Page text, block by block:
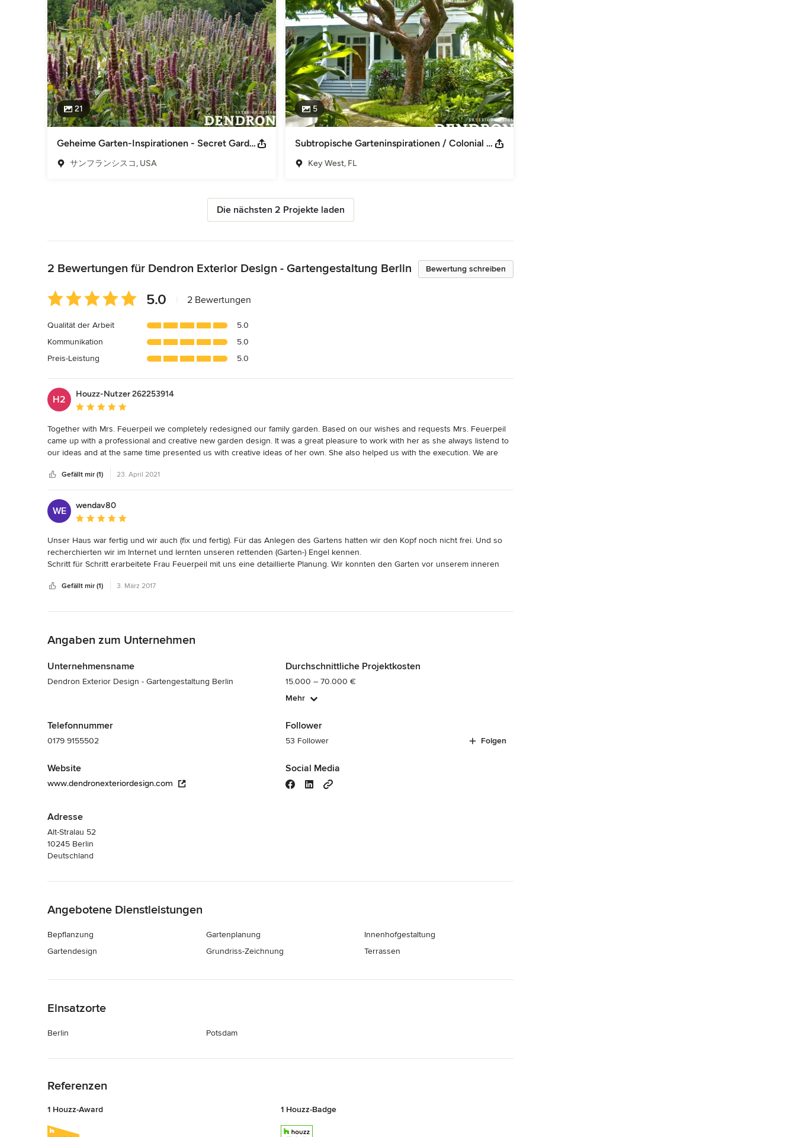
21
Geheime Garten-Inspirationen - Secret Garden Inspirations California
サンフランシスコ, USA
5
Subtropische Garteninspirationen / Colonial Garden Inspiration -Florida KeyWest
Key West, FL
Die nächsten 2 Projekte laden
Bewertung schreiben
2 Bewertungen für Dendron Exterior Design - Gartengestaltung Berlin
Durchschnittliche
Bewertung:
von
5
Sternen
5.0 2 Bewertungen
Qualität der Arbeit
5.0
Kommunikation
5.0
Preis-Leistung
5.0
H2
Houzz-Nutzer 262253914
Durchschnittliche Bewertung: 5 von 5 Sternen
Together with Mrs. Feuerpeil we completely redesigned our family garden. Based on our wishes and requests Mrs. Feuerpeil
came up with a professional and creative new garden design. It was a great pleasure to work with her as she always listend to
our ideas and at the same time presented us with creative ideas of her own. She also helped us with the execution. We are
working with Dendron Exterior Design.
Gefällt mir (1) 23. April 2021
WE
wendav80
Durchschnittliche Bewertung: 5 von 5 Sternen
Unser Haus war fertig und wir auch (fix und fertig). Für das Anlegen des Gartens hatten wir den Kopf noch nicht frei. Und so
recherchierten wir im Internet und lernten unseren rettenden (Garten-) Engel kennen.
Schritt für Schritt erarbeitete Frau Feuerpeil mit uns eine detaillierte Planung. Wir konnten den Garten vor unserem inneren
Jahr für Jahr erfreuen wir uns nun an unserer Gartenanlage, die immer wieder auch Spielraum für eigene Ideen zulässt.
von unserem Essplatz in der Wohnung als auch aus unserem Gartenhäuschen sehen können. Der besondere Clou: Das Beet
Wir danken Frau Feuerpeil für die sehr persönliche und professionelle Zusammenarbeit und wünschen ihr noch viele tolle
Gartenprojekte.
Sabine und Manfred W.
Gefällt mir (1) 3. März 2017
Angaben zum Unternehmen
Unternehmensname
Dendron Exterior Design - Gartengestaltung Berlin
Telefonnummer
0179 9155502
Website
www.dendronexteriordesign.com
Adresse
Alt-Stralau 52
10245 Berlin
Deutschland
Durchschnittliche Projektkosten
15.000 – 70.000 €
Mehr
Follower
53 Follower Folgen
Social Media
Angebotene Dienstleistungen
Bepflanzung
Gartendesign
Gartenplanung
Grundriss-Zeichnung
Innenhofgestaltung
Terrassen
Einsatzorte
Berlin Potsdam
Referenzen
1 Houzz-Award 1 Houzz-Badge